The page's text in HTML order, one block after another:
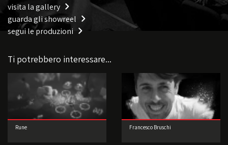
visita la gallery
guarda gli showreel
segui le produzioni
Ti potrebbero interessare...
Rune Francesco Bruschi